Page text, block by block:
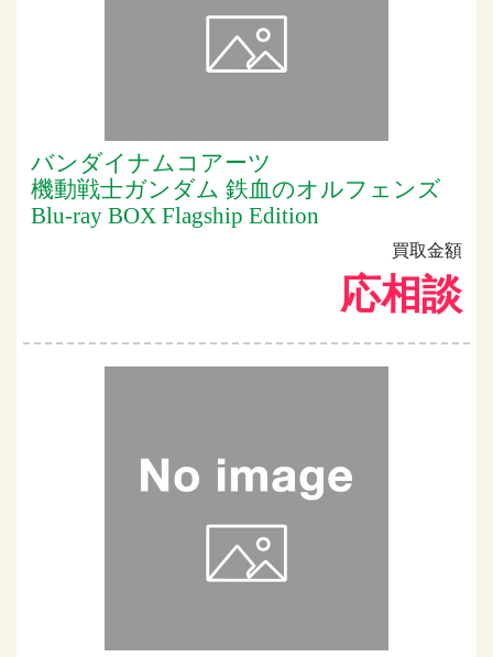
バンダイナムコアーツ
機動戦士ガンダム 鉄血のオルフェンズ
Blu-ray BOX Flagship Edition
買取金額
応相談